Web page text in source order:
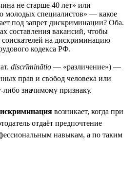
не старше 40 лет» или
молодых специалистов» — какое
под запрет дискриминации? Оба.
составления вакансий, чтобы
на дискриминацию
кодекса РФ.
discrīminātio — «различение») —
прав и свобод человека или
значимому признаку.
возникает, когда при
отдаёт предпочтение
навыкам, а по таким